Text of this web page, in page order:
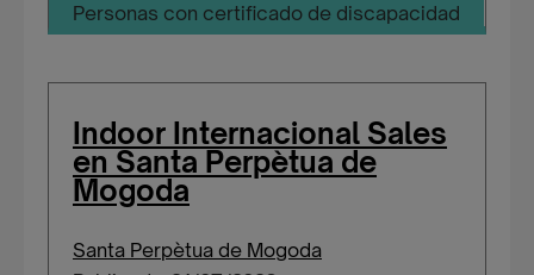
Personas con certificado de discapacidad
Indoor Internacional Sales
en Santa Perpètua de
Mogoda
Santa Perpètua de Mogoda